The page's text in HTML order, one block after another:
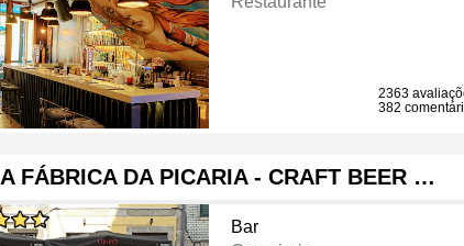
2363
382
A FÁBRICA DA PICARIA - CRAFT BEER …
Bar